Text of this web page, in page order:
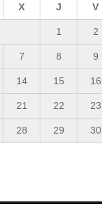
X J V
1 2
7 8 9
14 15 16
21 22 23
28 29 30